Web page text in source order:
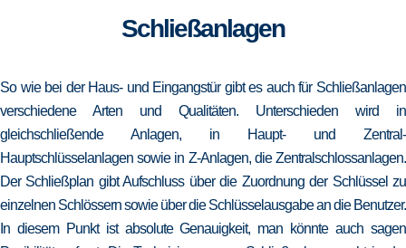
Schließanlagen
So wie bei der Haus- und Eingangstür gibt es auch für Schließanlagen
verschiedene Arten und Qualitäten. Unterschieden wird in
gleichschließende Anlagen, in Haupt- und Zentral-
Hauptschlüsselanlagen sowie in Z-Anlagen, die Zentralschlossanlagen.
Der Schließplan gibt Aufschluss über die Zuordnung der Schlüssel zu
einzelnen Schlössern sowie über die Schlüsselausgabe an die Benutzer.
In diesem Punkt ist absolute Genauigkeit, man könnte auch sagen